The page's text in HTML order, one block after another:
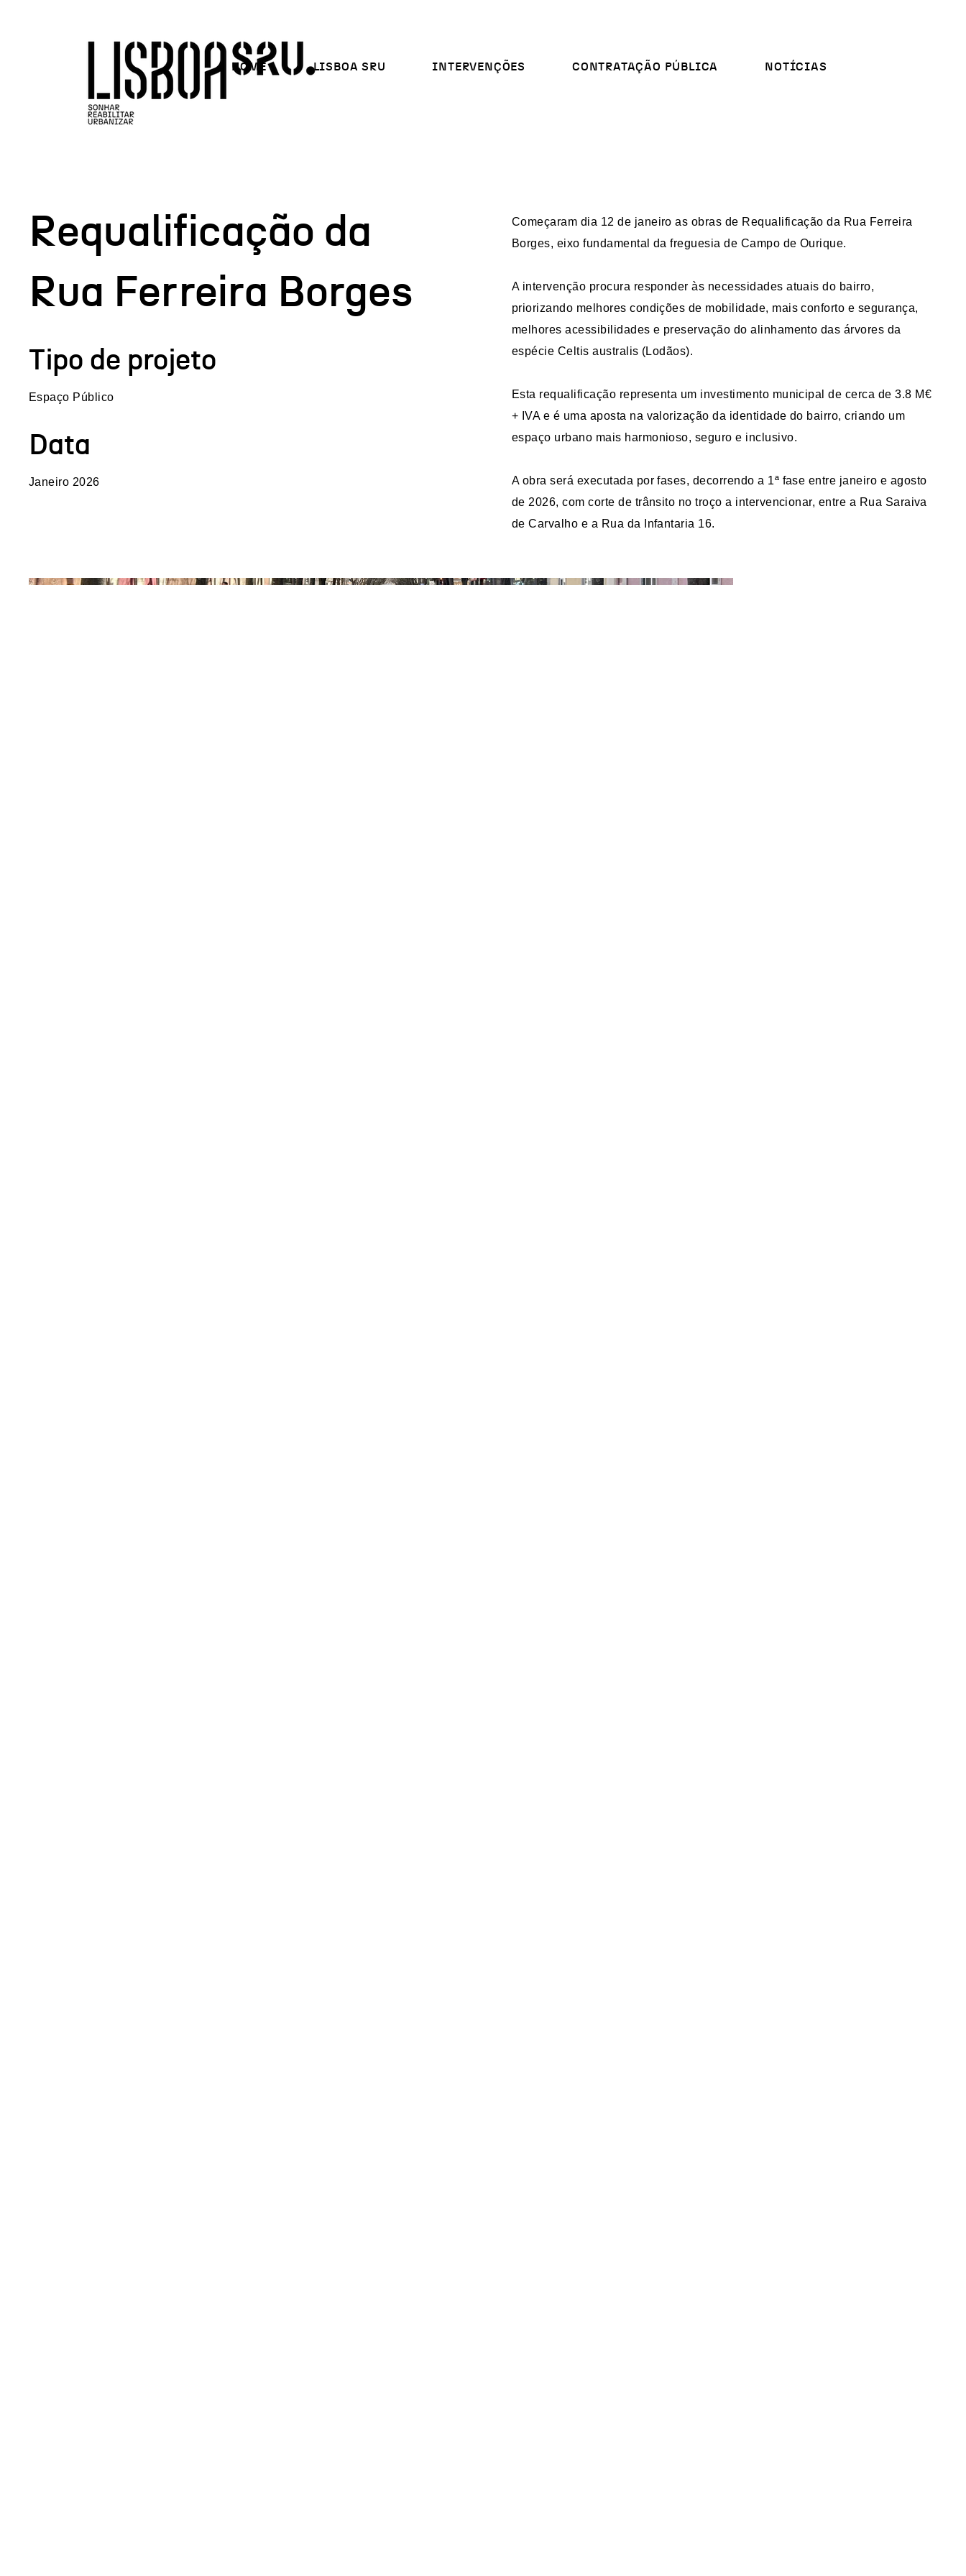
HOME LISBOA SRU INTERVENÇÕES CONTRATAÇÃO PÚBLICA NOTÍCIAS
Requalificação da
Rua Ferreira Borges
Tipo de projeto
Espaço Público
Data
Janeiro 2026
Começaram dia 12 de janeiro as obras de Requalificação da Rua Ferreira
Borges, eixo fundamental da freguesia de Campo de Ourique.
A intervenção procura responder às necessidades atuais do bairro,
priorizando melhores condições de mobilidade, mais conforto e segurança,
melhores acessibilidades e preservação do alinhamento das árvores da
espécie Celtis australis (Lodãos).
Esta requalificação representa um investimento municipal de cerca de 3.8 M€
+ IVA e é uma aposta na valorização da identidade do bairro, criando um
espaço urbano mais harmonioso, seguro e inclusivo.
A obra será executada por fases, decorrendo a 1ª fase entre janeiro e agosto
de 2026, com corte de trânsito no troço a intervencionar, entre a Rua Saraiva
de Carvalho e a Rua da Infantaria 16.